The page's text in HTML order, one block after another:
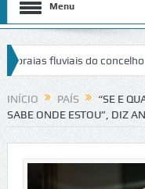
Menu
fluviais do concelho
trânsito no IC2 em
INÍCIO PAÍS
“SE E
SABE ONDE ESTOU”, DIZ